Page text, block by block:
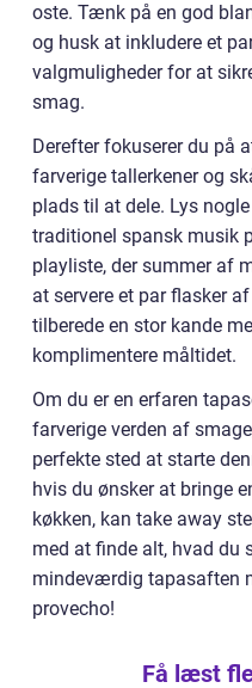
oste. Tænk på en god
og husk at inkludere et
valgmuligheder for at
smag.
Derefter fokuserer du på
farverige tallerkener og
plads til at dele. Lys
traditionel spansk musik
playliste, der summer af
at servere et par flasker
tilberede en stor kande
komplimentere måltidet.
Om du er en erfaren
farverige verden af
perfekte sted at starte
hvis du ønsker at bringe
køkken, kan take away
med at finde alt, hvad du
mindeværdig tapasaften
provecho!
Få læst